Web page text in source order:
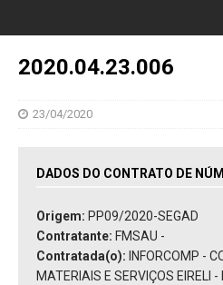
2020.04.23.006
23/04/2020
DADOS DO CONTRATO DE
Origem: PP09/2020-SEGAD
Contratante: FMSAU -
Contratada(o): INFORCOMP -
MATERIAIS E SERVIÇOS EIRELI -